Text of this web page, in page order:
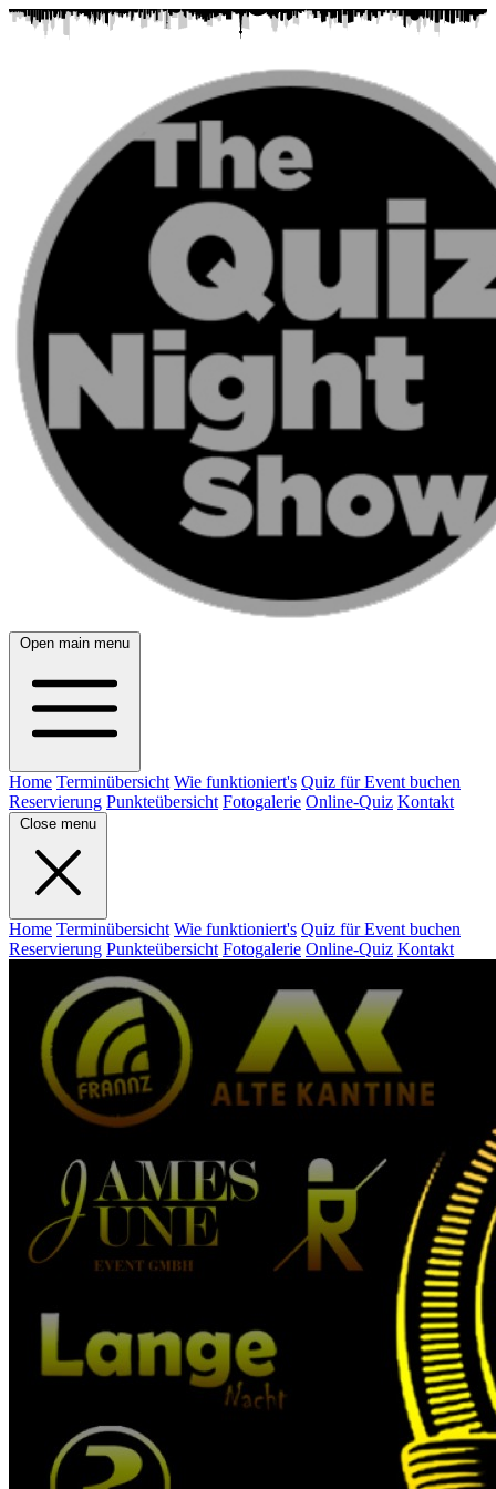
Open main menu
Home Terminübersicht Wie funktioniert's Quiz für Event buchen
Reservierung Punkteübersicht Fotogalerie Online-Quiz Kontakt
Close menu
Home Terminübersicht Wie funktioniert's Quiz für Event buchen
Reservierung Punkteübersicht Fotogalerie Online-Quiz Kontakt